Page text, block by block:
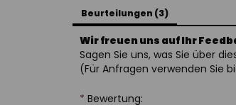
Beurteilungen (3)
Wir freuen uns auf Ihr
Sagen Sie uns, was Sie über
(Für Anfragen verwenden Sie
* Bewertung: